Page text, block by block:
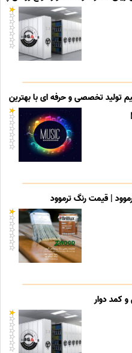
تولید تخصصی و حرفه ای با بهترین
| قیمت رنگ ترموود
کمد دوار